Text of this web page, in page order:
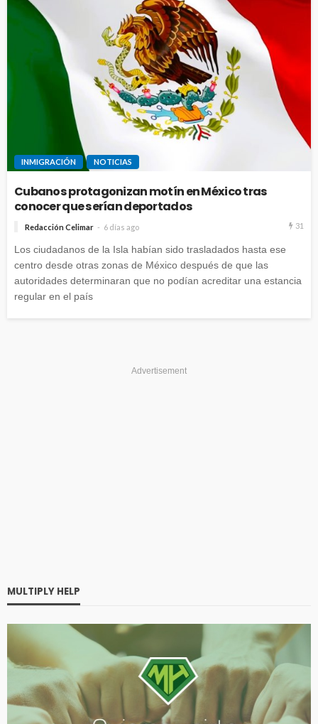
INMIGRACIÓN NOTICIAS
Cubanos protagonizan motín en México tras
conocer que serían deportados
Redacción Celimar 6 días ago 31
Los ciudadanos de la Isla habían sido trasladados hasta ese
centro desde otras zonas de México después de que las
autoridades determinaran que no podían acreditar una estancia
regular en el país
Advertisement
MULTIPLY HELP